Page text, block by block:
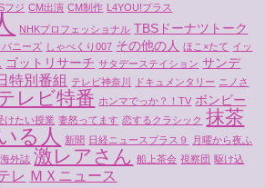
フジ CM出演 CM制作 L4YOU!プラス
NHKプロフェッショナル TBSドーナツトーク
ニーズ しゃべくり007 その他の人 ほこ×たて イッ
ゴットリサーチ サタデーステイション サンデ
特別番組 テレビ神奈川 ドキュメンタリー ニノさ
レビ特番 ホンマでっか？！TV ボンビー
けたい授業 妻怒ってます 恋するクラシック 抹茶
る人 新聞 日経ニュースプラス９
月曜から夜ふ
海外誌 激レアさん 船上茶会 視察団 駆け込
レ ＭＸニュース